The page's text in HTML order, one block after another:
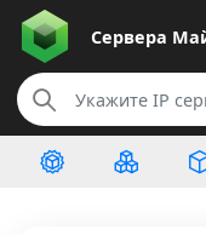
Сервера